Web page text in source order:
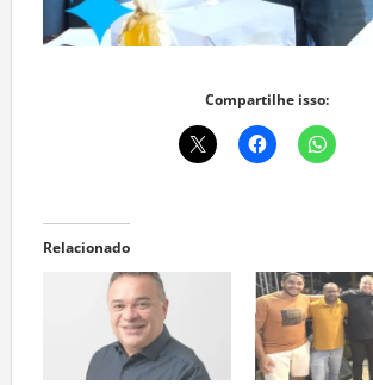
Compartilhe isso:
Relacionado